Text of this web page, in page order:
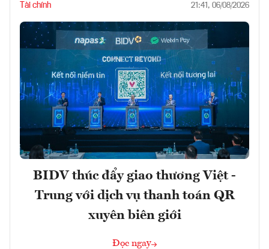
Tài chính 21:41, 06/08/2026
BIDV thúc đẩy giao thương Việt -
Trung với dịch vụ thanh toán QR
xuyên biên giới
Đọc ngay